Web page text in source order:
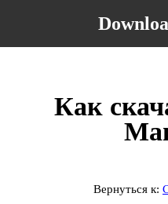
Как
Вернуться к: